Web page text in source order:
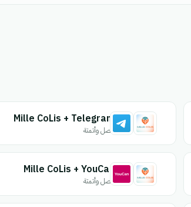
Mille CoLis + Telegram
اتصل وأتمتة
Mille CoLis + YouCan
اتصل وأتمتة